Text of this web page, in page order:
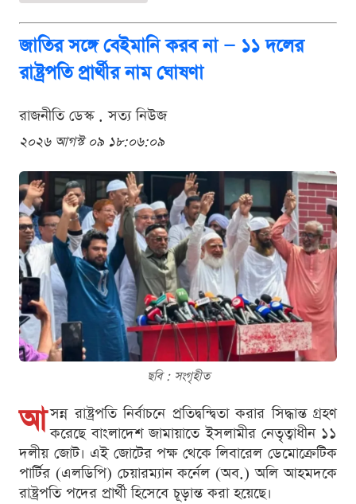
জাতির সঙ্গে বেইমানি করব না — ১১ দলের
রাষ্ট্রপতি প্রার্থীর নাম ঘোষণা
রাজনীতি ডেস্ক . সত্য নিউজ
২০২৬ আগস্ট ০৯ ১৮:০৬:০৯
ছবি : সংগৃহীত
আ সন্ন রাষ্ট্রপতি নির্বাচনে প্রতিদ্বন্দ্বিতা করার সিদ্ধান্ত গ্রহণ
করেছে বাংলাদেশ জামায়াতে ইসলামীর নেতৃত্বাধীন ১১
দলীয় জোট। এই জোটের পক্ষ থেকে লিবারেল ডেমোক্রেটিক
পার্টির (এলডিপি) চেয়ারম্যান কর্নেল (অব.) অলি আহমদকে
রাষ্ট্রপতি পদের প্রার্থী হিসেবে চূড়ান্ত করা হয়েছে।